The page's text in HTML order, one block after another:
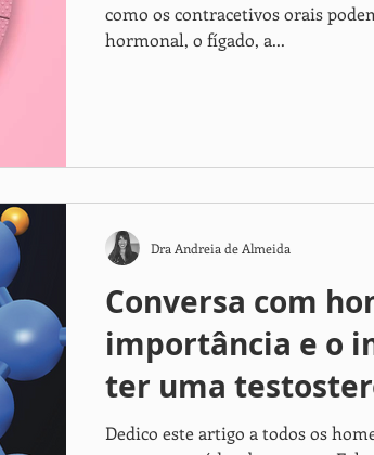
como os contracetivos orais
hormonal, o fígado, a...
Conversa com
importância e o
ter uma
Dedico este artigo a todos os
Dra Andreia de Almeida